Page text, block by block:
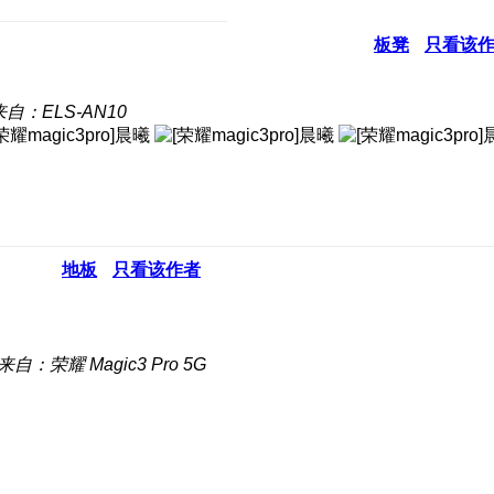
板凳 只看该
自：ELS-AN10
地板 只看该作者
自：荣耀 Magic3 Pro 5G